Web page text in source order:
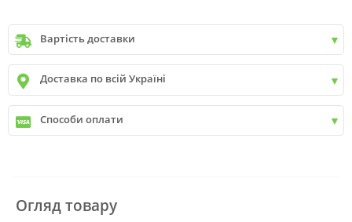
Вартість доставки
Київдо9999 грн. -400 грн.
Київвід9999 грн - БЕЗКОШТОВНО
Київ передмістя +30 грн\км
Доставка по всій Україні
✓Нова пошта
✓Делівері
✓Автолюкс
Способи оплати
✓ Детальніше
Огляд товару